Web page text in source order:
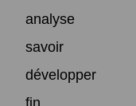
analyse
savoir
développer
fin